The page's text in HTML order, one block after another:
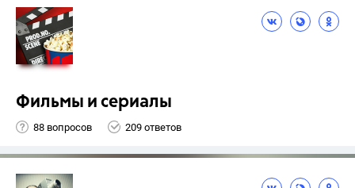
Фильмы и сериалы
88 вопросов 209 ответов